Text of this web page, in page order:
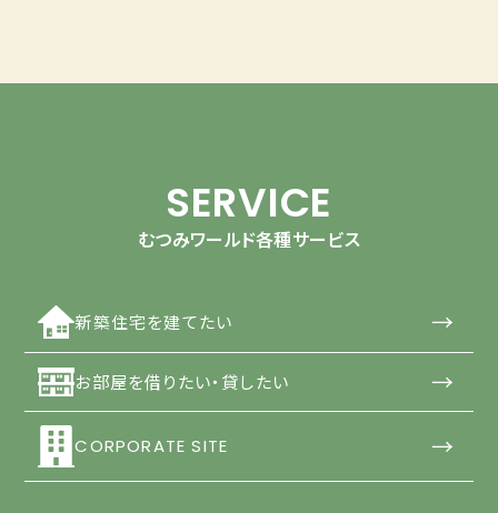
SERVICE
むつみワールド各種サービス
新築住宅を建てたい →
お部屋を借りたい・貸したい →
CORPORATE SITE →